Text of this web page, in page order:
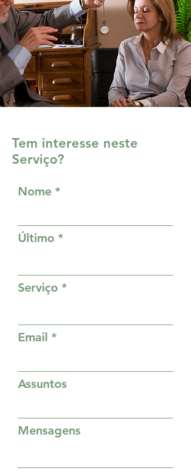
Tem interesse neste
Serviço?
Nome
Último
Serviço
Email
Assuntos
Mensagens